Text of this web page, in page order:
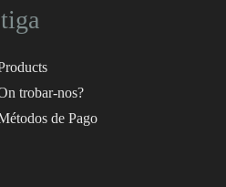
trobar-nos?
de Pago